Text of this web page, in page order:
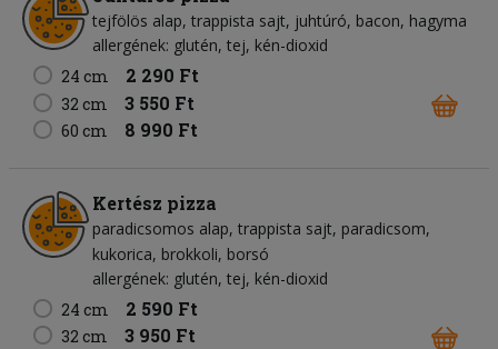
tejfölös alap trappista sajt juhtúró bacon hagyma
allergének: glutén, tej, kén-dioxid
24 cm
2 290 Ft
32 cm 3 550 Ft
60 cm 8 990 Ft
Kertész pizza
paradicsomos alap trappista sajt paradicsom
kukorica brokkoli borsó
allergének: glutén, tej, kén-dioxid
24 cm
2 590 Ft
32 cm 3 950 Ft